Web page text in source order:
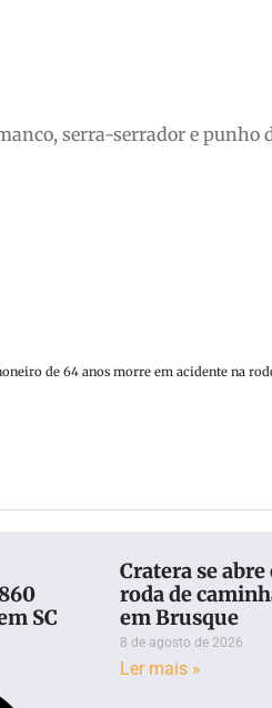
serra-serrador e punho
SC
Cratera se abre
roda de
em Brusque
8 de agosto de 2026
Ler mais »